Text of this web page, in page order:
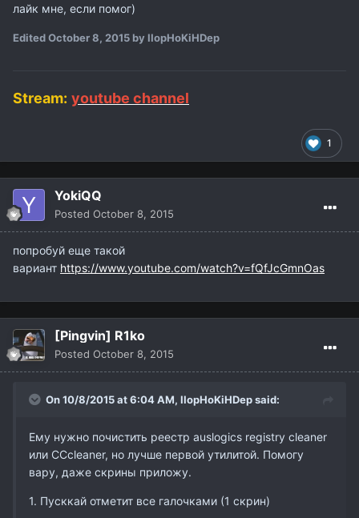
лайк мне, если помог)
EditedOctober 8, 2015 by IIopHoKiHDep
1
Stream: youtube channel
YokiQQ
Posted October 8, 2015
попробуй еще такой
вариант https://www.youtube.com/watch?v=fQfJcGmnOas
[Pingvin] R1ko
Posted October 8, 2015
On 10/8/2015 at 6:04 AM, IIopHoKiHDepsaid:
Ему нужно почистить реестр auslogics registry cleaner
или CCcleaner, но лучше первой утилитой. Помогу
вару, даже скрины приложу.
1. Пусккай отметит все галочками (1 скрин)